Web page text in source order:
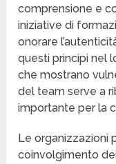
comprensione e
iniziative di
onorare
questi principi nel
che mostrano
del team serve a
importante per la
Le organizzazioni
coinvolgimento